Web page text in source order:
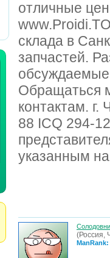
отличные
склада в
запчастей.
Обращаться
контактам.
88 ICQ 294-
указанным
(Россия,